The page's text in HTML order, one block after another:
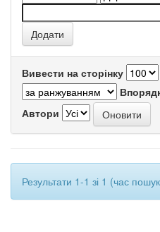
Вивести на сторінку
Автори
Результати 1-1 зі 1 (час